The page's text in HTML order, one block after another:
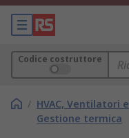
Codice costruttore
/ HVAC, Ventilatori e
Gestione termica